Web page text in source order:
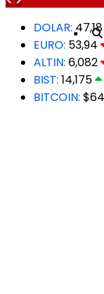
DOLAR: 47,18
EURO: 53,94
ALTIN: 6,082
BIST: 14,175
BITCOIN: